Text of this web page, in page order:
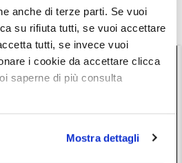
anche di terze parti. Se vuoi
su rifiuta tutti, se vuoi accettare
tutti, se invece vuoi
i cookie da accettare clicca
saperne di più consulta
Mostra dettagli
anche